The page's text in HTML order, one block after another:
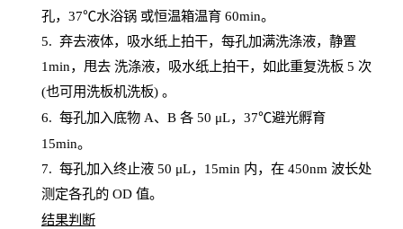
孔， 37℃水浴锅 或恒温箱温育60min。
5. 弃去液体，吸水纸上拍干，每孔加满洗涤液，静置
1min，甩去 洗涤液，吸水纸上拍干，如此重复洗板 5 次
(也可用洗板机洗板) 。
6. 每孔加入底物A、B 各 50 μL，37℃避光孵育
15min。
7. 每孔加入终止液 50 μL， 15min 内，在450nm 波长处
测定各孔的 OD 值。
结果判断